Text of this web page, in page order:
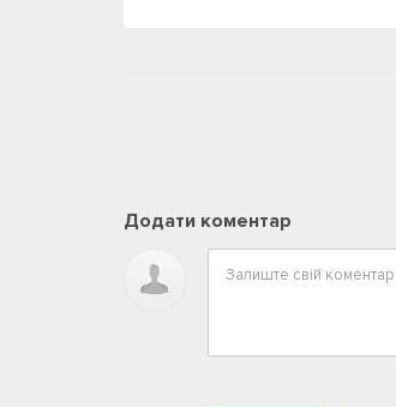
Додати коментар